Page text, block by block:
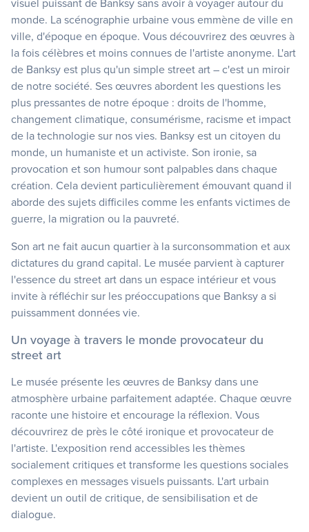
monde. La scénographie urbaine vous emmène de ville en
ville, d'époque en époque. Vous découvrirez des œuvres à
la fois célèbres et moins connues de l'artiste anonyme. L'art
de Banksy est plus qu'un simple street art – c'est un miroir
de notre société. Ses œuvres abordent les questions les
plus pressantes de notre époque : droits de l'homme,
changement climatique, consumérisme, racisme et impact
de la technologie sur nos vies. Banksy est un citoyen du
monde, un humaniste et un activiste. Son ironie, sa
provocation et son humour sont palpables dans chaque
création. Cela devient particulièrement émouvant quand il
aborde des sujets difficiles comme les enfants victimes de
guerre, la migration ou la pauvreté.
Son art ne fait aucun quartier à la surconsommation et aux
dictatures du grand capital. Le musée parvient à capturer
l'essence du street art dans un espace intérieur et vous
invite à réfléchir sur les préoccupations que Banksy a si
puissamment données vie.
Un voyage à travers le monde provocateur du
street art
Le musée présente les œuvres de Banksy dans une
atmosphère urbaine parfaitement adaptée. Chaque œuvre
raconte une histoire et encourage la réflexion. Vous
découvrirez de près le côté ironique et provocateur de
l'artiste. L'exposition rend accessibles les thèmes
socialement critiques et transforme les questions sociales
complexes en messages visuels puissants. L'art urbain
devient un outil de critique, de sensibilisation et de
dialogue.